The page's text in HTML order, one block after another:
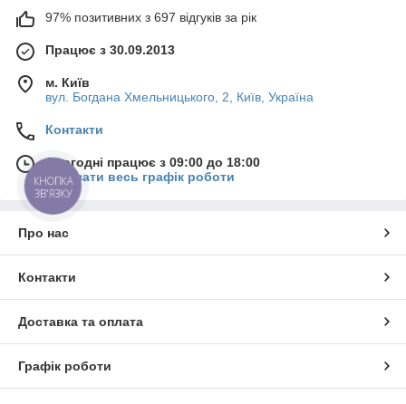
97% позитивних з 697 відгуків за рік
Працює з 30.09.2013
м. Київ
вул. Богдана Хмельницького, 2, Київ, Україна
Контакти
Сьогодні працює з 09:00 до 18:00
Показати весь графік роботи
Про нас
Контакти
Доставка та оплата
Графік роботи
КНОПКА
ЗВ'ЯЗКУ